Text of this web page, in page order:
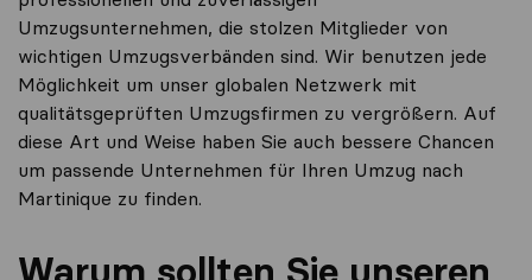
Umzugsunternehmen, die stolzen Mitglieder von
wichtigen Umzugsverbänden sind. Wir benutzen jede
Möglichkeit um unser globalen Netzwerk mit
qualitätsgeprüften Umzugsfirmen zu vergrößern. Auf
diese Art und Weise haben Sie auch bessere Chancen
um passende Unternehmen für Ihren Umzug nach
Martinique zu finden.